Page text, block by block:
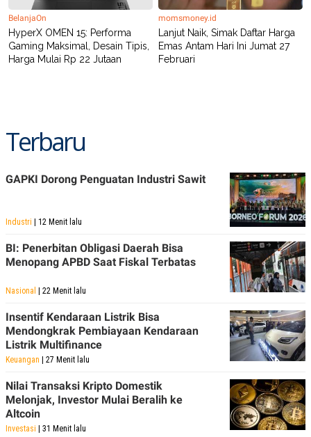
BelanjaOn
HyperX OMEN 15: Performa
Gaming Maksimal, Desain Tipis,
Harga Mulai Rp 22 Jutaan
momsmoney.id
Lanjut Naik, Simak Daftar Harga
Emas Antam Hari Ini Jumat 27
Februari
Terbaru
GAPKI Dorong Penguatan Industri Sawit
Industri | 12 Menit lalu
BI: Penerbitan Obligasi Daerah Bisa
Menopang APBD Saat Fiskal Terbatas
Nasional | 22 Menit lalu
Insentif Kendaraan Listrik Bisa
Mendongkrak Pembiayaan Kendaraan
Listrik Multifinance
Keuangan | 27 Menit lalu
Nilai Transaksi Kripto Domestik
Melonjak, Investor Mulai Beralih ke
Altcoin
Investasi | 31 Menit lalu